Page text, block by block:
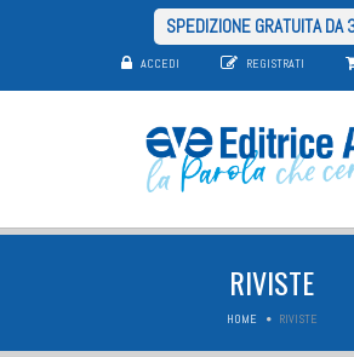
SPEDIZIONE GRATUITA DA
ACCEDI REGISTRATI
RIVISTE
HOME RIVISTE